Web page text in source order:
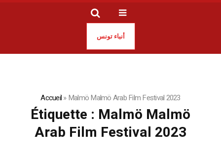
أنباء تونس
Accueil»Malmö Malmö Arab Film Festival 2023
Étiquette : Malmö Malmö
Arab Film Festival 2023